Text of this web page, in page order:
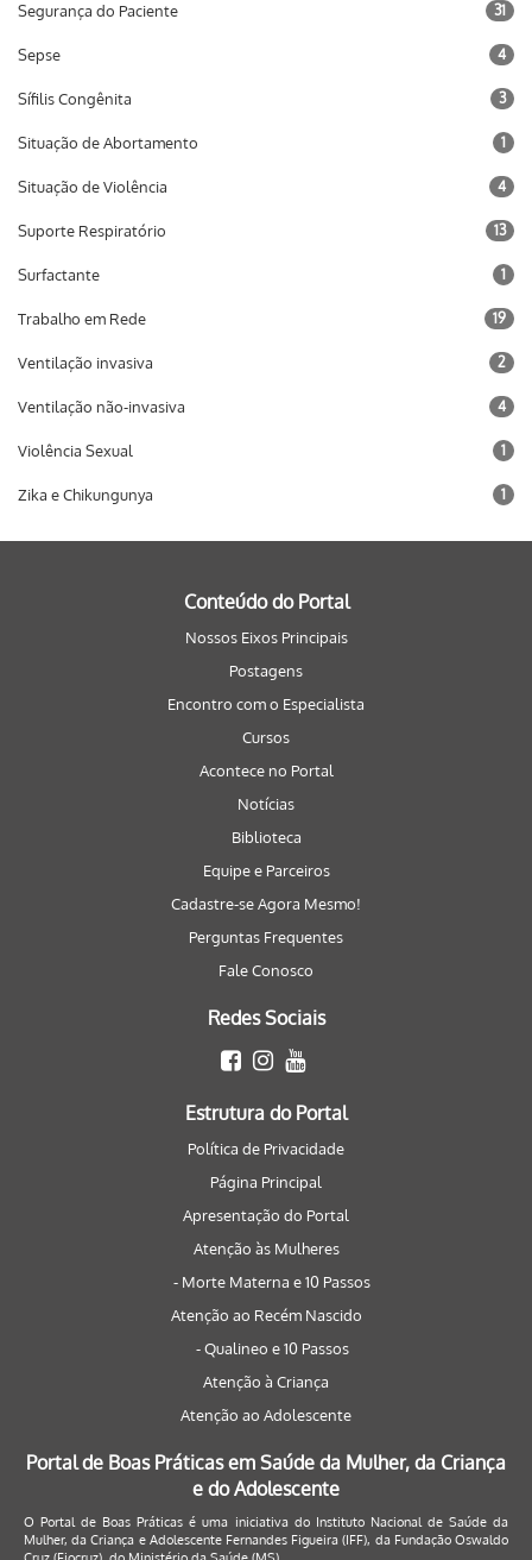
Segurança do Paciente 31
Sepse 4
Sífilis Congênita 3
Situação de Abortamento 1
Situação de Violência 4
Suporte Respiratório 13
Surfactante 1
Trabalho em Rede 19
Ventilação invasiva 2
Ventilação não-invasiva 4
Violência Sexual 1
Zika e Chikungunya 1
Conteúdo do Portal
Nossos Eixos Principais
Postagens
Encontro com o Especialista
Cursos
Acontece no Portal
Notícias
Biblioteca
Equipe e Parceiros
Cadastre-se Agora Mesmo!
Perguntas Frequentes
Fale Conosco
Redes Sociais
Estrutura do Portal
Política de Privacidade
Página Principal
Apresentação do Portal
Atenção às Mulheres
- Morte Materna e 10 Passos
Atenção ao Recém Nascido
- Qualineo e 10 Passos
Atenção à Criança
Atenção ao Adolescente
Portal de Boas Práticas em Saúde da Mulher, da Criança
e do Adolescente
O Portal de Boas Práticas é uma iniciativa do Instituto Nacional de Saúde da
Mulher, da Criança e Adolescente Fernandes Figueira (IFF), da Fundação Oswaldo